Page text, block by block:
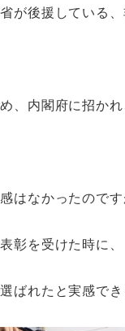
が後援している
、内閣府に招か
はなかったのです
彰を受けた時に、
ばれたと実感で